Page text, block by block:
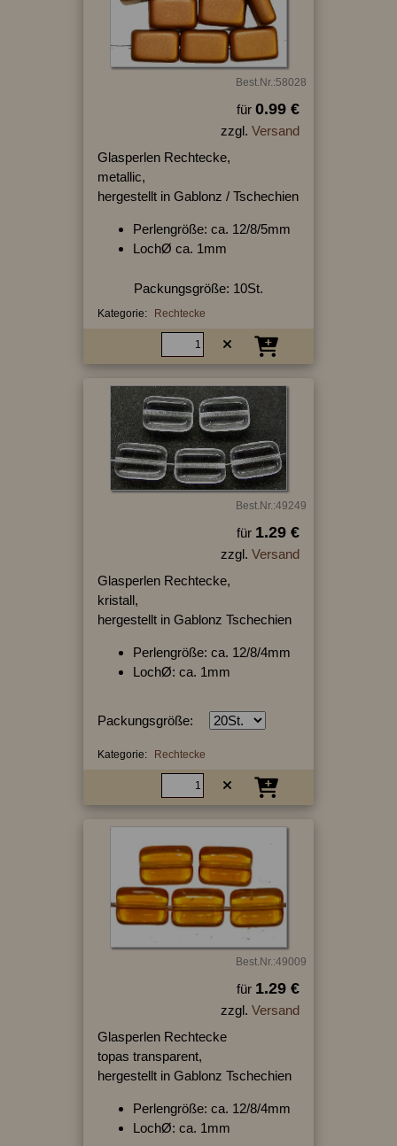
Best.Nr.:58028
für 0.99 €
zzgl. Versand
Glasperlen Rechtecke,
metallic,
hergestellt in Gablonz / Tschechien
Perlengröße: ca. 12/8/5mm
LochØ ca. 1mm
Packungsgröße: 10St.
Kategorie: Rechtecke
Best.Nr.:49249
für 1.29 €
zzgl. Versand
Glasperlen Rechtecke,
kristall,
hergestellt in Gablonz Tschechien
Perlengröße: ca. 12/8/4mm
LochØ: ca. 1mm
Packungsgröße:
Kategorie: Rechtecke
Best.Nr.:49009
für 1.29 €
zzgl. Versand
Glasperlen Rechtecke
topas transparent,
hergestellt in Gablonz Tschechien
Perlengröße: ca. 12/8/4mm
LochØ: ca. 1mm